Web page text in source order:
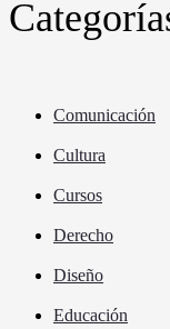
Comunicación
Cultura
Cursos
Derecho
Diseño
Educación